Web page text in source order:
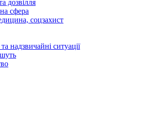
дозвілля
сфера
соцзахист
надзвичайні ситуації